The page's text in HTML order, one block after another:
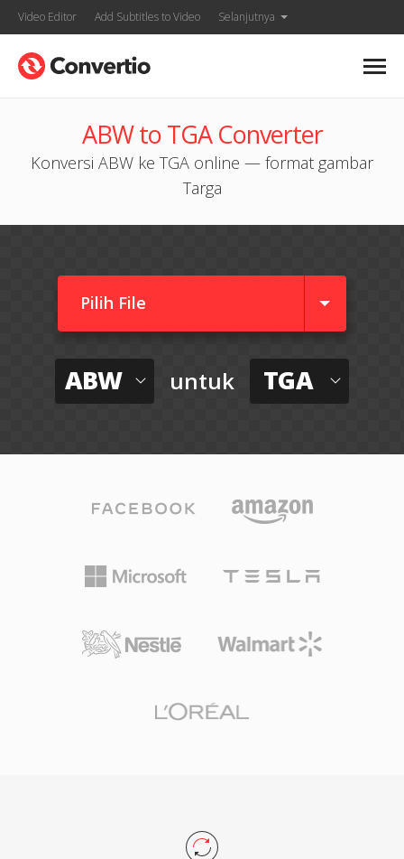
Video Editor Add Subtitles to Video Selanjutnya
ABW to TGA Converter
Konversi ABW ke TGA online — format gambar
Targa
Pilih File
ABW untuk TGA